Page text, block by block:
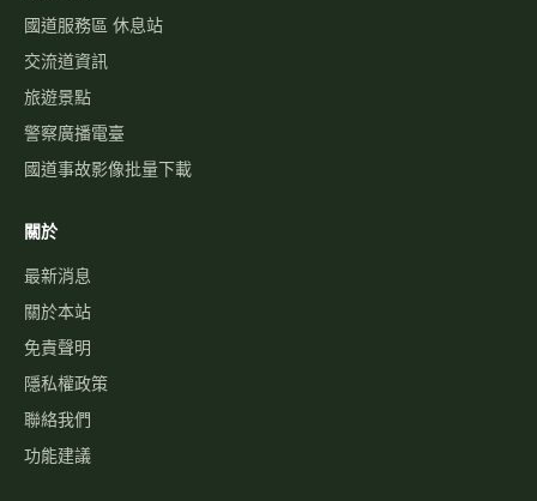
國道服務區 休息站
交流道資訊
旅遊景點
警察廣播電臺
國道事故影像批量下載
關於
最新消息
關於本站
免責聲明
隱私權政策
聯絡我們
功能建議